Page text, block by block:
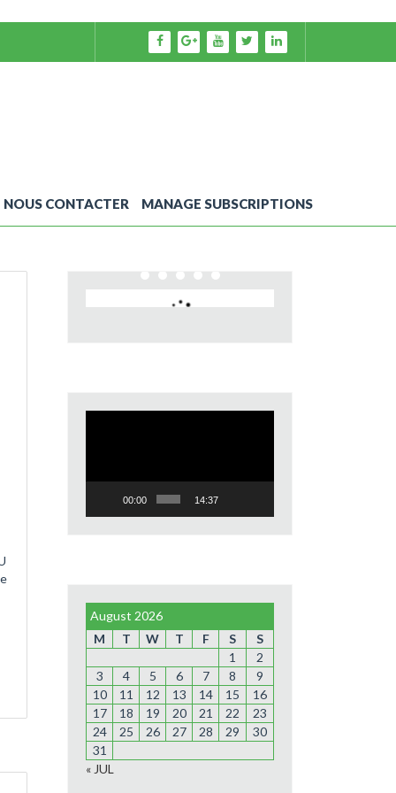
NOUS CONTACTER MANAGE SUBSCRIPTIONS
00:00 14:37
August 2026
M
T W T F S
S
1
2
3
4 5 6 7 8
9
10
11 12 13 14 15
16
17
18 19 20 21 22
23
24
25 26 27 28 29
30
31
« JUL